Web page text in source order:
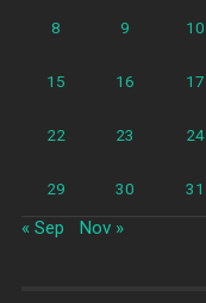
8 9 10
15 16 17
22 23 24
29 30 31
« Sep Nov »